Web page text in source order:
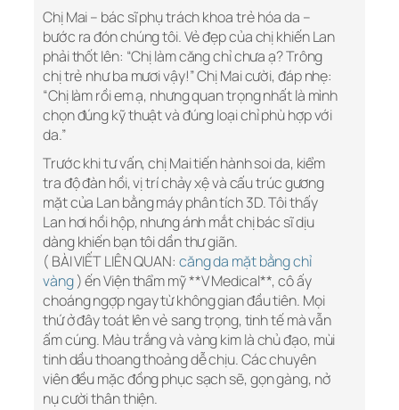
Chị Mai – bác sĩ phụ trách khoa trẻ hóa da –
bước ra đón chúng tôi. Vẻ đẹp của chị khiến Lan
phải thốt lên: “Chị làm căng chỉ chưa ạ? Trông
chị trẻ như ba mươi vậy!” Chị Mai cười, đáp nhẹ:
“Chị làm rồi em ạ, nhưng quan trọng nhất là mình
chọn đúng kỹ thuật và đúng loại chỉ phù hợp với
da.”
Trước khi tư vấn, chị Mai tiến hành soi da, kiểm
tra độ đàn hồi, vị trí chảy xệ và cấu trúc gương
mặt của Lan bằng máy phân tích 3D. Tôi thấy
Lan hơi hồi hộp, nhưng ánh mắt chị bác sĩ dịu
dàng khiến bạn tôi dần thư giãn.
( BÀI VIẾT LIÊN QUAN: căng da mặt bằng chỉ
vàng) ến Viện thẩm mỹ **V Medical**, cô ấy
choáng ngợp ngay từ không gian đầu tiên. Mọi
thứ ở đây toát lên vẻ sang trọng, tinh tế mà vẫn
ấm cúng. Màu trắng và vàng kim là chủ đạo, mùi
tinh dầu thoang thoảng dễ chịu. Các chuyên
viên đều mặc đồng phục sạch sẽ, gọn gàng, nở
nụ cười thân thiện.